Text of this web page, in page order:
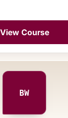
View Course
BW